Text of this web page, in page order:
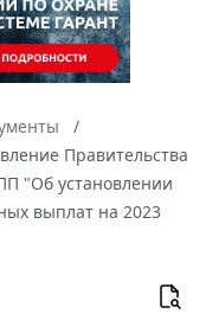
Правительства
"Об установлении
выплат на 2023